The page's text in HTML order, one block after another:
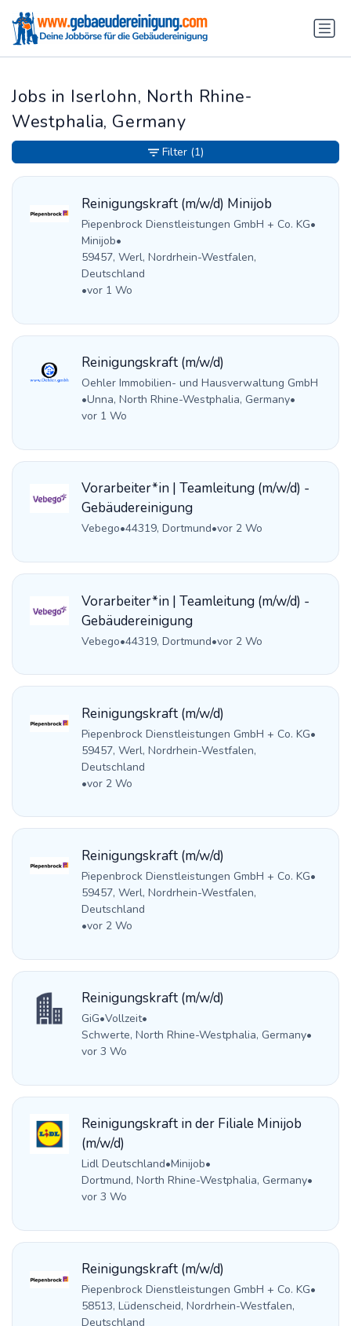
Jobs in Iserlohn, North Rhine-
Westphalia, Germany
Reinigungskraft (m/w/d) Minijob
Piepenbrock Dienstleistungen GmbH + Co. KG•
Minijob•
59457, Werl, Nordrhein-Westfalen,
Deutschland
•vor 1 Wo
Reinigungskraft (m/w/d)
Oehler Immobilien- und Hausverwaltung GmbH
•Unna, North Rhine-Westphalia, Germany•
vor 1 Wo
Vorarbeiter*in | Teamleitung (m/w/d) -
Gebäudereinigung
Vebego•44319, Dortmund•vor 2 Wo
Vorarbeiter*in | Teamleitung (m/w/d) -
Gebäudereinigung
Vebego•44319, Dortmund•vor 2 Wo
Reinigungskraft (m/w/d)
Piepenbrock Dienstleistungen GmbH + Co. KG•
59457, Werl, Nordrhein-Westfalen,
Deutschland
•vor 2 Wo
Reinigungskraft (m/w/d)
Piepenbrock Dienstleistungen GmbH + Co. KG•
59457, Werl, Nordrhein-Westfalen,
Deutschland
•vor 2 Wo
Reinigungskraft (m/w/d)
GiG•Vollzeit•
Schwerte, North Rhine-Westphalia, Germany•
vor 3 Wo
Reinigungskraft in der Filiale Minijob
(m/w/d)
Lidl Deutschland•Minijob•
Dortmund, North Rhine-Westphalia, Germany•
vor 3 Wo
Reinigungskraft (m/w/d)
Piepenbrock Dienstleistungen GmbH + Co. KG•
58513, Lüdenscheid, Nordrhein-Westfalen,
Deutschland
Filter (1)